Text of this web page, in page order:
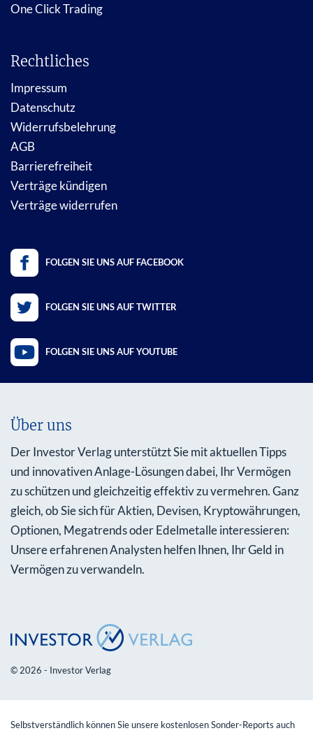
One Click Trading
Rechtliches
Impressum
Datenschutz
Widerrufsbelehrung
AGB
Barrierefreiheit
Verträge kündigen
Verträge widerrufen
FOLGEN SIE UNS AUF FACEBOOK
FOLGEN SIE UNS AUF TWITTER
FOLGEN SIE UNS AUF YOUTUBE
Über uns
Der Investor Verlag unterstützt Sie mit aktuellen Tipps
und innovativen Anlage-Lösungen dabei, Ihr Vermögen
zu schützen und gleichzeitig effektiv zu vermehren. Ganz
gleich, ob Sie sich für Aktien, Devisen, Kryptowährungen,
Optionen, Megatrends oder Edelmetalle interessieren:
Unsere erfahrenen Analysten helfen Ihnen, Ihr Geld in
Vermögen zu verwandeln.
© 2026 - Investor Verlag
Selbstverständlich können Sie unsere kostenlosen Sonder-Reports auch